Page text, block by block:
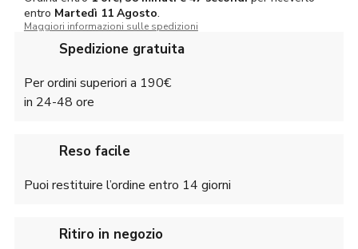
RC-
MOA
Illuminato
entro Martedì 11 Agosto.
Maggiori informazioni sulle spedizioni
Spedizione gratuita
Per ordini superiori a 190€
in 24-48 ore
Reso facile
Puoi restituire l’ordine entro 14 giorni
Ritiro in negozio